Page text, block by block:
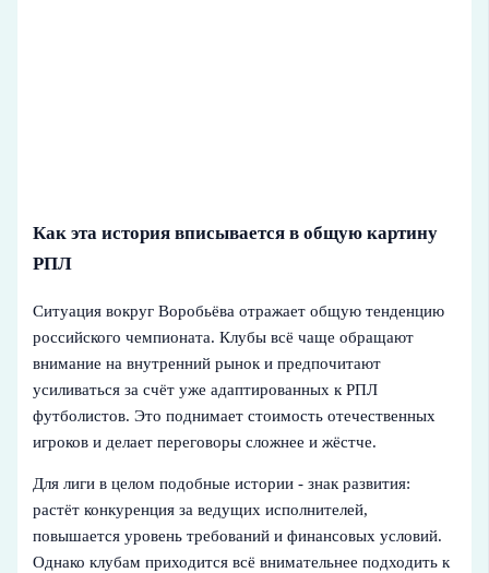
Как эта история вписывается в общую картину
РПЛ
Ситуация вокруг Воробьёва отражает общую тенденцию
российского чемпионата. Клубы всё чаще обращают
внимание на внутренний рынок и предпочитают
усиливаться за счёт уже адаптированных к РПЛ
футболистов. Это поднимает стоимость отечественных
игроков и делает переговоры сложнее и жёстче.
Для лиги в целом подобные истории - знак развития:
растёт конкуренция за ведущих исполнителей,
повышается уровень требований и финансовых условий.
Однако клубам приходится всё внимательнее подходить к